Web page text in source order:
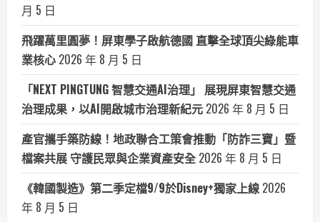
月 5 日
飛躍萬里圓夢！屏東學子啟航德國 直擊全球頂尖綠能車
業核心 2026 年 8 月 5 日
「NEXT PINGTUNG 智慧交通AI治理」 展現屏東智慧交通
治理成果，以AI開啟城市治理新紀元 2026 年 8 月 5 日
產官攜手築防線！地政聯合工策會推動「防詐三寶」暨
檔案共展 守護民眾與企業資產安全 2026 年 8 月 5 日
《韓國製造》第二季定檔9/9於Disney+獨家上線 2026
年 8 月 5 日